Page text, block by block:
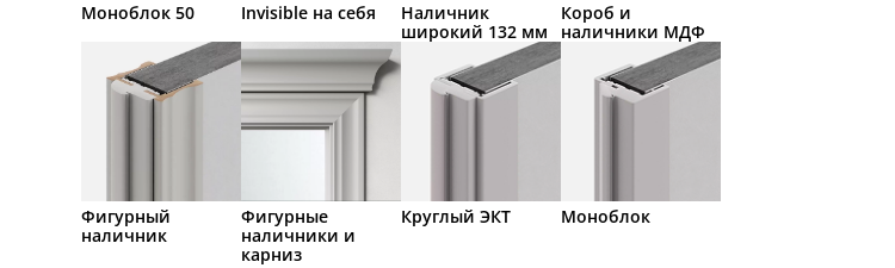
Моноблок 50 Invisible на себя
Наличник
широкий 132 мм
Короб и
наличники МДФ
Фигурный
наличник
Фигурные
наличники и
карниз
Круглый ЭКТ Моноблок